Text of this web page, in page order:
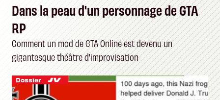
Dans la peau d'un personnage de GTA
RP
Comment un mod de GTA Online est devenu un
gigantesque théâtre d'improvisation
Dossier